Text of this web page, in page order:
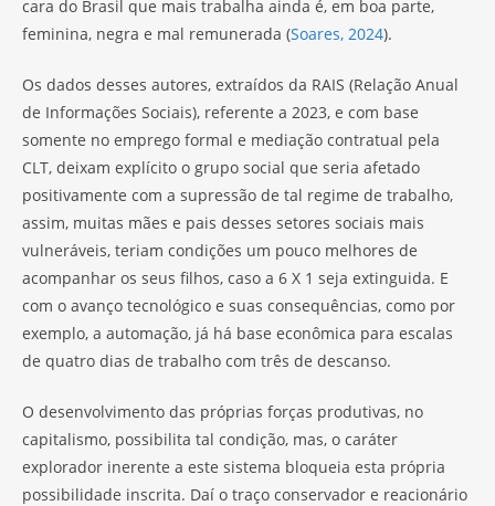
cara do Brasil que mais trabalha ainda é, em boa parte,
feminina, negra e mal remunerada (Soares, 2024).
Os dados desses autores, extraídos da RAIS (Relação Anual
de Informações Sociais), referente a 2023, e com base
somente no emprego formal e mediação contratual pela
CLT, deixam explícito o grupo social que seria afetado
positivamente com a supressão de tal regime de trabalho,
assim, muitas mães e pais desses setores sociais mais
vulneráveis, teriam condições um pouco melhores de
acompanhar os seus filhos, caso a 6 X 1 seja extinguida. E
com o avanço tecnológico e suas consequências, como por
exemplo, a automação, já há base econômica para escalas
de quatro dias de trabalho com três de descanso.
O desenvolvimento das próprias forças produtivas, no
capitalismo, possibilita tal condição, mas, o caráter
explorador inerente a este sistema bloqueia esta própria
possibilidade inscrita. Daí o traço conservador e reacionário